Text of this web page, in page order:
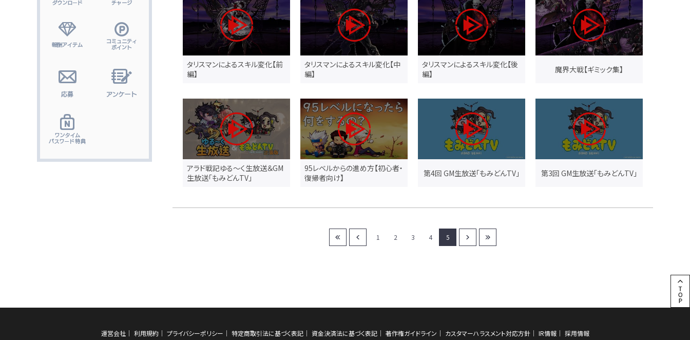
タリスマンによるスキル変化【前
編】
タリスマンによるスキル変化【中
編】
タリスマンによるスキル変化【後
編】
魔界大戦【ギミック集】
アラド戦記ゆる～く生放送＆GM
生放送「もみどんTV」
95レベルからの進め方【初心者・
復帰者向け】
第4回 GM生放送「もみどんTV」 第3回 GM生放送「もみどんTV」
1 2 3 4 5
運営会社 利用規約 プライバシーポリシー 特定商取引法に基づく表記 資金決済法に基づく表記 著作権ガイドライン カスタマーハラスメント対応方針 IR情報 採用情報